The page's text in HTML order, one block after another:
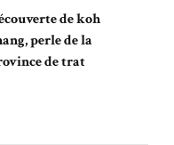
de koh
perle de la
de trat